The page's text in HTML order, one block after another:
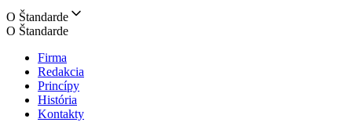
O Štandarde
O Štandarde
Firma
Redakcia
Princípy
História
Kontakty